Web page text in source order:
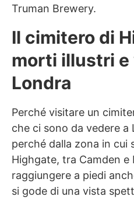
Truman Brewery.
Il cimitero di
morti illustri e
Londra
Perché visitare un
che ci sono da vedere
perché dalla zona in cui
Highgate, tra Camden e
raggiungere a piedi
si gode di una vista